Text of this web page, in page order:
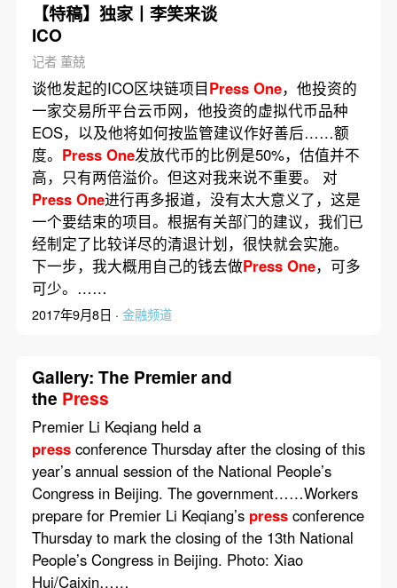
【特稿】独家丨李笑来谈
ICO
记者 董兢
谈他发起的ICO区块链项目Press One，他投资的
一家交易所平台云币网，他投资的虚拟代币品种
EOS，以及他将如何按监管建议作好善后……额
度。 Press One发放代币的比例是50%，估值并不
高，只有两倍溢价。但这对我来说不重要。 对
Press One进行再多报道，没有太大意义了，这是
一个要结束的项目。根据有关部门的建议，我们已
经制定了比较详尽的清退计划，很快就会实施。
下一步，我大概用自己的钱去做Press One，可多
可少。……
2017年9月8日 · 金融频道
Gallery: The Premier and
the Press
Premier Li Keqiang held a
pressconference Thursday after the closing of this
year’s annual session of the National People’s
Congress in Beijing. The government……Workers
prepare for Premier Li Keqiang’s pressconference
Thursday to mark the closing of the 13th National
People’s Congress in Beijing. Photo: Xiao
Hui/Caixin……